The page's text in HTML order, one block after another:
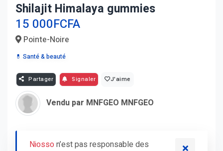
Shilajit Himalaya gummies
15 000FCFA
Pointe-Noire
💊 Santé & beauté
Partager Signaler J'aime
Vendu par MNFGEO MNFGEO
Niosson’est pas responsable des